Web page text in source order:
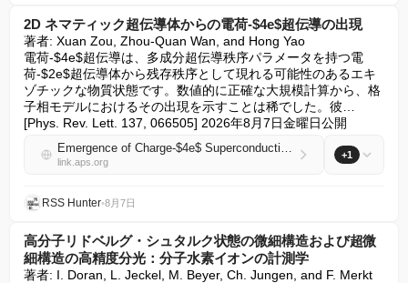
2D ネマティック超伝導体からの電荷-$4e$超伝導の出現
著者: Xuan Zou, Zhou-Quan Wan, and Hong Yao
電荷-$4e$超伝導は、多成分超伝導秩序パラメータを持つ電
荷-$2e$超伝導体から残存秩序として現れる可能性のあるエキ
ゾチックな物質状態です。数値的に正確な大規模計算から、格
子相モデルにおけるその出現を示すことは稀でした。彼…
[Phys. Rev. Lett. 137, 066505] 2026年8月7日金曜日公開
Emergence of Charge-$4e$ Superconductivity from 2D Nematic Superconductors
link.aps.org
+1
RSS Hunter•8月7日
高分子リドベルグ・シュタルク状態の微細構造および超微
細構造の高精度分光：分子水素イオンの計測学
著者: I. Doran, L. Jeckel, M. Beyer, Ch. Jungen, and F. Merkt